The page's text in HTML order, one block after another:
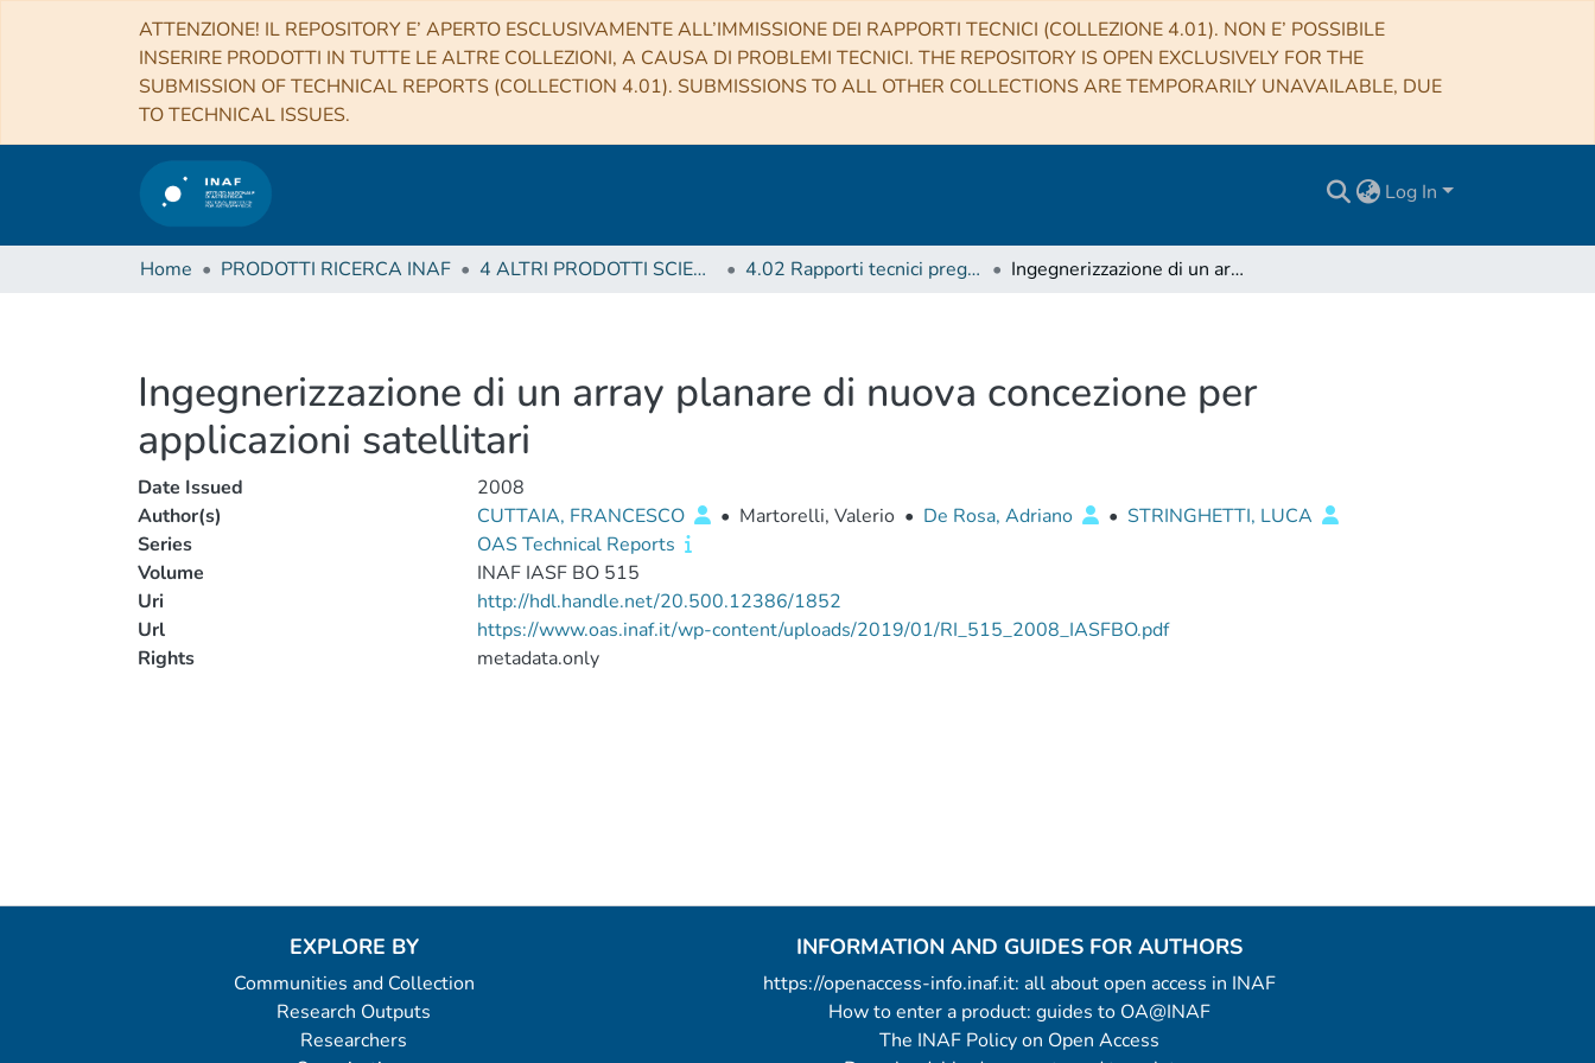
ATTENZIONE! IL REPOSITORY E’ APERTO ESCLUSIVAMENTE ALL’IMMISSIONE DEI RAPPORTI TECNICI (COLLEZIONE 4.01). NON E’ POSSIBILE
INSERIRE PRODOTTI IN TUTTE LE ALTRE COLLEZIONI, A CAUSA DI PROBLEMI TECNICI. THE REPOSITORY IS OPEN EXCLUSIVELY FOR THE
SUBMISSION OF TECHNICAL REPORTS (COLLECTION 4.01). SUBMISSIONS TO ALL OTHER COLLECTIONS ARE TEMPORARILY UNAVAILABLE, DUE
TO TECHNICAL ISSUES.
Log In
Home PRODOTTI RICERCA INAF 4 ALTRI PRODOTTI SCIENTIFICI (Other scientific products) 4.02 Rapporti tecnici pregressi Ingegnerizzazione di un array planare di nuova concezione per applicazioni satellitari
Ingegnerizzazione di un array planare di nuova concezione per
applicazioni satellitari
Date Issued
2008
Author(s)
CUTTAIA, FRANCESCO • Martorelli, Valerio • De Rosa, Adriano • STRINGHETTI, LUCA
Series
OAS Technical Reports
Volume
INAF IASF BO 515
Uri
http://hdl.handle.net/20.500.12386/1852
Url
https://www.oas.inaf.it/wp-content/uploads/2019/01/RI_515_2008_IASFBO.pdf
Rights
metadata.only
EXPLORE BY
Communities and Collection
Research Outputs
Researchers
INFORMATION AND GUIDES FOR AUTHORS
https://openaccess-info.inaf.it: all about open access in INAF
How to enter a product: guides to OA@INAF
The INAF Policy on Open Access